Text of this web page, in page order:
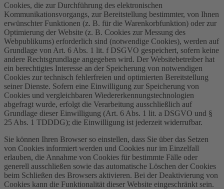
Cookies, die zur Durchführung des elektronischen
Kommunikationsvorgangs, zur Bereitstellung bestimmter, von Ihnen
erwünschter Funktionen (z. B. für die Warenkorbfunktion) oder zur
Optimierung der Website (z. B. Cookies zur Messung des
Webpublikums) erforderlich sind (notwendige Cookies), werden auf
Grundlage von Art. 6 Abs. 1 lit. f DSGVO gespeichert, sofern keine
andere Rechtsgrundlage angegeben wird. Der Websitebetreiber hat
ein berechtigtes Interesse an der Speicherung von notwendigen
Cookies zur technisch fehlerfreien und optimierten Bereitstellung
seiner Dienste. Sofern eine Einwilligung zur Speicherung von
Cookies und vergleichbaren Wiedererkennungstechnologien
abgefragt wurde, erfolgt die Verarbeitung ausschließlich auf
Grundlage dieser Einwilligung (Art. 6 Abs. 1 lit. a DSGVO und §
25 Abs. 1 TDDDG); die Einwilligung ist jederzeit widerrufbar.
Sie können Ihren Browser so einstellen, dass Sie über das Setzen
von Cookies informiert werden und Cookies nur im Einzelfall
erlauben, die Annahme von Cookies für bestimmte Fälle oder
generell ausschließen sowie das automatische Löschen der Cookies
beim Schließen des Browsers aktivieren. Bei der Deaktivierung von
Cookies kann die Funktionalität dieser Website eingeschränkt sein.